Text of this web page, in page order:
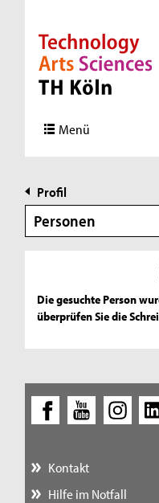
Direkt zur
Direkt zur Subnavigation
Direkt zum Inhalt
Direkt zum Fußbereich
Menü
Profil
Personen
Die gesuchte Person
überprüfen Sie die
Kontakt
Hilfe im Notfall